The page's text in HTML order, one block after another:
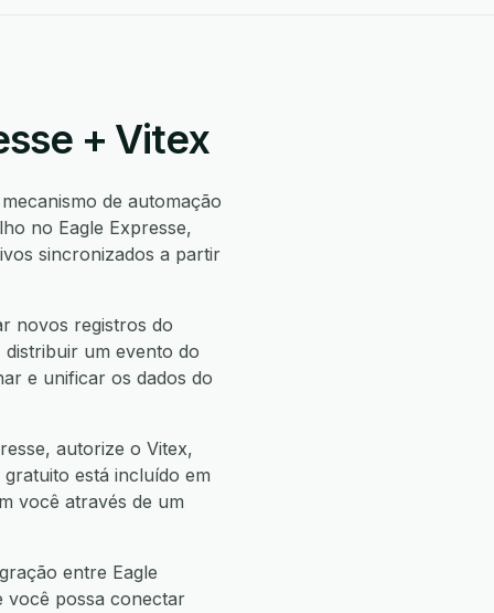
+ Vitex
de automação
no Eagle Expresse,
sincronizados a partir
novos registros do
distribuir um evento do
e unificar os dados do
autorize o Vitex,
está incluído em
você através de um
entre Eagle
você possa conectar